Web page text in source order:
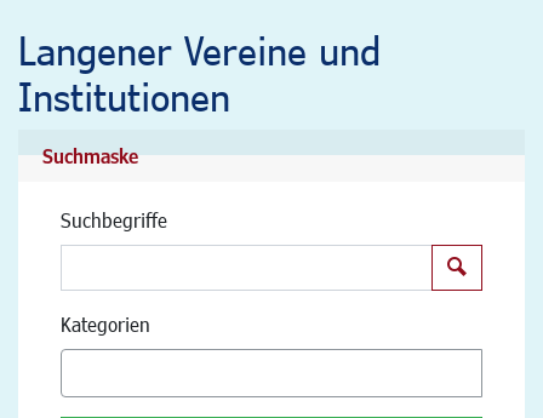
Langener Vereine und
Institutionen
Suchmaske
Suchbegriffe
Kategorien